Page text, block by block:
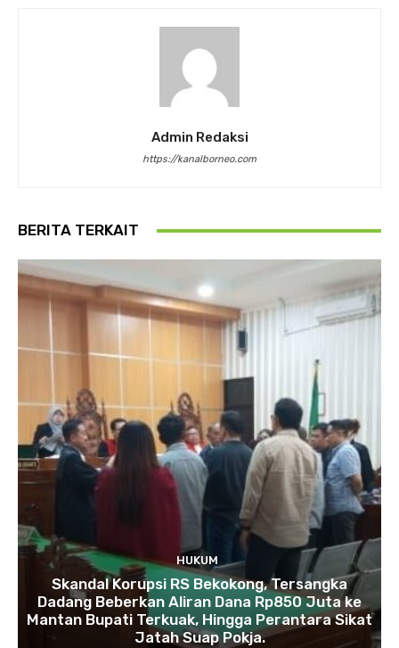
Admin Redaksi
https://kanalborneo.com
BERITA TERKAIT
HUKUM
Skandal Korupsi RS Bekokong, Tersangka
Dadang Beberkan Aliran Dana Rp850 Juta ke
Mantan Bupati Terkuak, Hingga Perantara Sikat
Jatah Suap Pokja.